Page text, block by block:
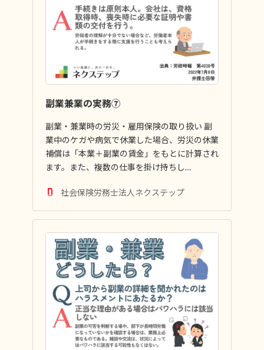
副業兼業の実務⑦
副業・兼業時の労災・雇用保険の取り扱い 副
業中のケガや病気で休業した場合、労災の休業
補償は「本業＋副業の賃金」をもとに計算され
ます。また、複数の仕事を掛け持ちし…
社会保険労務士法人ネクステップ